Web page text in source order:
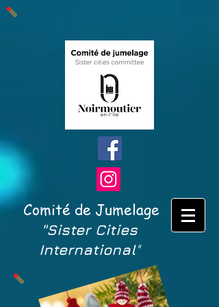
Comité de Jumelage
"Sister Cities
International"